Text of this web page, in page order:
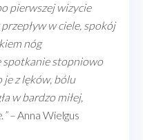
pierwszej wizycie
w ciele, spokój
nóg
spotkanie stopniowo
je z lęków, bólu
w bardzo miłej,
. ” –Anna Wielgus